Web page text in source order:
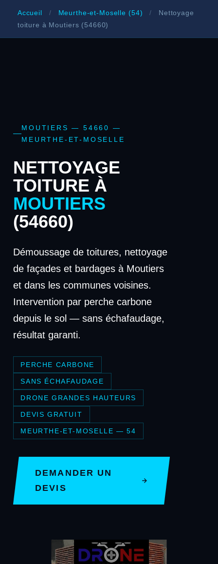
Accueil / Meurthe-et-Moselle (54) /
Nettoyage
toiture à Moutiers (54660)
MOUTIERS — 54660 —
MEURTHE-ET-MOSELLE
NETTOYAGE
TOITURE À
MOUTIERS
(54660)
Démoussage de toitures, nettoyage
de façades et bardages à Moutiers
et dans les communes voisines.
Intervention par perche carbone
depuis le sol — sans échafaudage,
résultat garanti.
PERCHE CARBONE
SANS ÉCHAFAUDAGE
DRONE GRANDES HAUTEURS
DEVIS GRATUIT
MEURTHE-ET-MOSELLE — 54
DEMANDER UN
DEVIS